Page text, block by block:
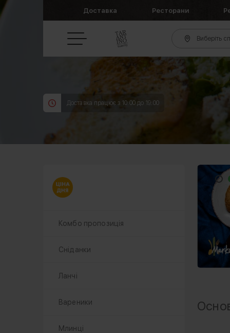
Доставка Ресторани
Виберіть
Доставка працює з 10:00 до 19:00
Комбо пропозиція
Сніданки
Ланчі
Вареники
Млинці